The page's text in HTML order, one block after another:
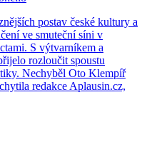
postav české kultury a
ve smuteční síni v
S výtvarníkem a
rozloučit spoustu
Nechyběl Oto Klempíř
redakce Aplausin.cz,